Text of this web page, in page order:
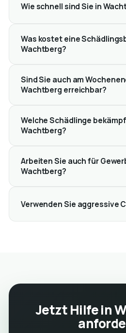
Wie schnell sind Sie in
Was kostet eine
Wachtberg?
Sind Sie auch am
Wachtberg erreichbar?
Welche Schädlinge
Wachtberg?
Arbeiten Sie auch für
Wachtberg?
Verwenden Sie aggressive
Jetzt Hilfe in